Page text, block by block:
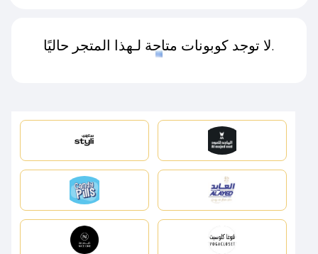
لا توجد كوبونات متاحة لـهذا المتجر حاليًا.